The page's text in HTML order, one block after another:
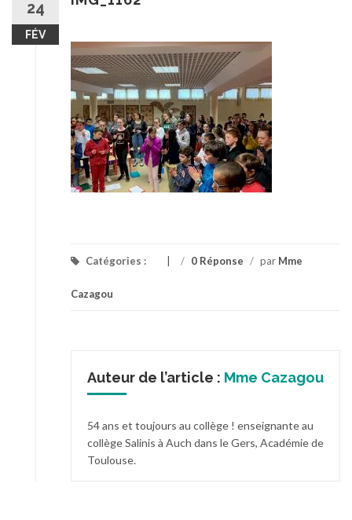
24
FÉV
Catégories : / 0 Réponse / par Mme
Cazagou
Auteur de l’article : Mme Cazagou
54 ans et toujours au collège ! enseignante au
collège Salinis à Auch dans le Gers, Académie de
Toulouse.